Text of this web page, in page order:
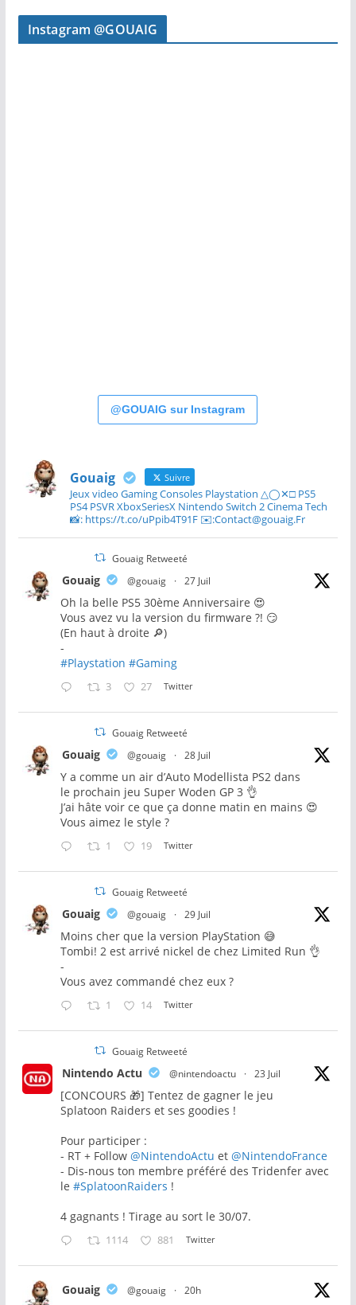
Instagram @GOUAIG
@GOUAIG sur Instagram
Gouaig Suivre
Jeux video Gaming Consoles Playstation △◯✕□ PS5
PS4 PSVR XboxSeriesX Nintendo Switch 2 Cinema Tech
📸: https://t.co/uPpib4T91F ✉️:Contact@gouaig.Fr
Gouaig Retweeté
Gouaig @gouaig · 27 Juil
Oh la belle PS5 30ème Anniversaire 😍
Vous avez vu la version du firmware ?! 😏
(En haut à droite 🔎)
-
#Playstation #Gaming
3 27 Twitter
Gouaig Retweeté
Gouaig @gouaig · 28 Juil
Y a comme un air d’Auto Modellista PS2 dans
le prochain jeu Super Woden GP 3 👌
J’ai hâte voir ce que ça donne matin en mains 😍
Vous aimez le style ?
1 19 Twitter
Gouaig Retweeté
Gouaig @gouaig · 29 Juil
Moins cher que la version PlayStation 😅
Tombi! 2 est arrivé nickel de chez Limited Run 👌
-
Vous avez commandé chez eux ?
1 14 Twitter
Gouaig Retweeté
Nintendo Actu @nintendoactu · 23 Juil
[CONCOURS 🎁] Tentez de gagner le jeu
Splatoon Raiders et ses goodies !
Pour participer :
- RT + Follow @NintendoActu et @NintendoFrance
- Dis-nous ton membre préféré des Tridenfer avec
le #SplatoonRaiders !
4 gagnants ! Tirage au sort le 30/07.
1114 881 Twitter
Gouaig @gouaig · 20h